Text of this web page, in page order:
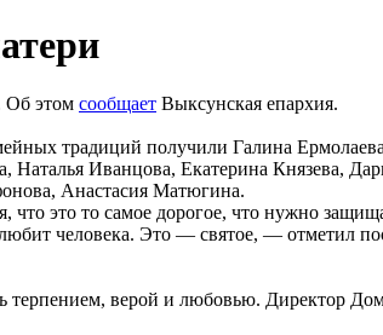
Об этом сообщает Выксунская епархия.
традиций получили Галина
Иванцова, Екатерина Князева,
Анастасия Матюгина.
это то самое дорогое, что нужно
любит человека. Это — святое, — отметил
верой и любовью. Директор